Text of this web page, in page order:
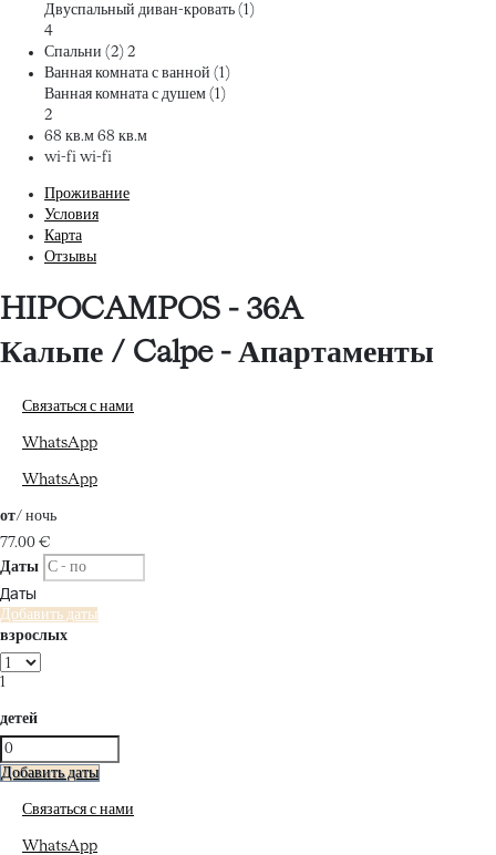
Двуспальный диван-кровать (1)
4
Спальни (2) 2
Ванная комната с ванной (1)
Ванная комната с душем (1)
2
68 кв.м 68 кв.м
wi-fi wi-fi
Проживание
Условия
Карта
Отзывы
HIPOCAMPOS - 36A
Кальпе / Calpe - Апартаменты
Связаться с нами
WhatsApp
WhatsApp
от/ ночь
77.00 €
Даты
Даты
Добавить даты
взрослых
1
детей
Добавить даты
Связаться с нами
WhatsApp